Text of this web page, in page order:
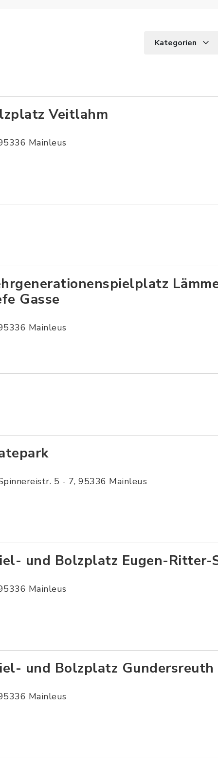
Kategorien
Veitlahm
Mainleus
Gasse
Mainleus
5 - 7, 95336 Mainleus
und Bolzplatz Eugen-Ritter-
Mainleus
und Bolzplatz Gundersreuth
Mainleus